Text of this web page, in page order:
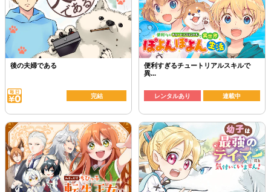
後の夫婦である
完結
便利すぎるチュートリアルスキルで
異...
レンタルあり 連載中